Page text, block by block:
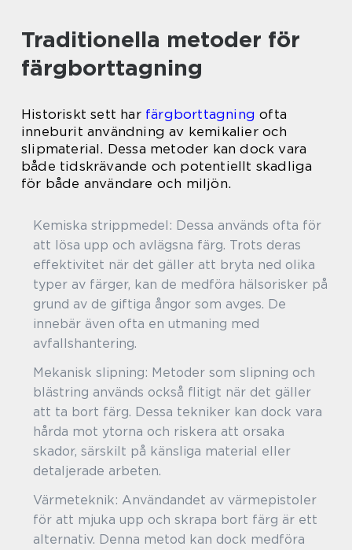
Traditionella metoder för
färgborttagning
Historiskt sett har färgborttagning ofta
inneburit användning av kemikalier och
slipmaterial. Dessa metoder kan dock vara
både tidskrävande och potentiellt skadliga
för både användare och miljön.
Kemiska strippmedel: Dessa används ofta för
att lösa upp och avlägsna färg. Trots deras
effektivitet när det gäller att bryta ned olika
typer av färger, kan de medföra hälsorisker på
grund av de giftiga ångor som avges. De
innebär även ofta en utmaning med
avfallshantering.
Mekanisk slipning: Metoder som slipning och
blästring används också flitigt när det gäller
att ta bort färg. Dessa tekniker kan dock vara
hårda mot ytorna och riskera att orsaka
skador, särskilt på känsliga material eller
detaljerade arbeten.
Värmeteknik: Användandet av värmepistoler
för att mjuka upp och skrapa bort färg är ett
alternativ. Denna metod kan dock medföra